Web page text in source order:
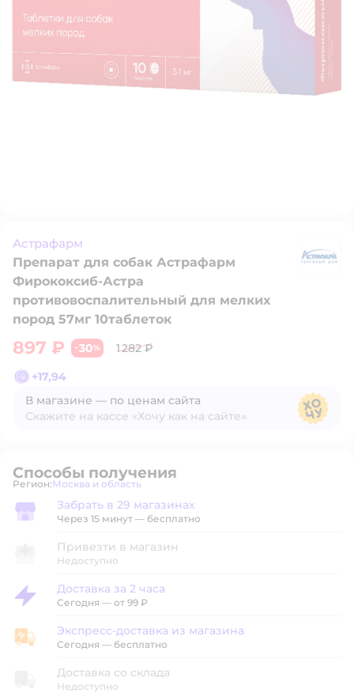
Астрафарм
Препарат для собак Астрафарм
Фирококсиб-Астра
противовоспалительный для мелких
пород 57мг 10таблеток
897 ₽ −30%
1 282 ₽
+17,94
В магазине — по ценам сайта
Скажите на кассе «Хочу как на сайте»
Способы получения
Регион: Выбор адреса доставки.
Москва и область
Забрать в магазине
Забрать в 29 магазинах
Через 15 минут — бесплатно
Привезти в магазин
Недоступно
Доставка за 2 часа
Доставка за 2 часа
Сегодня — от 99 ₽
Экспресс-доставка из магазина
Экспресс-доставка из магазина
Сегодня — бесплатно
Доставка со склада
Недоступно